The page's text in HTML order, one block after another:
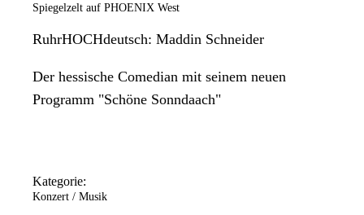
Spiegelzelt auf PHOENIX West
RuhrHOCHdeutsch: Maddin Schneider
Der hessische Comedian mit seinem neuen
Programm "Schöne Sonndaach"
Kategorie:
Konzert / Musik